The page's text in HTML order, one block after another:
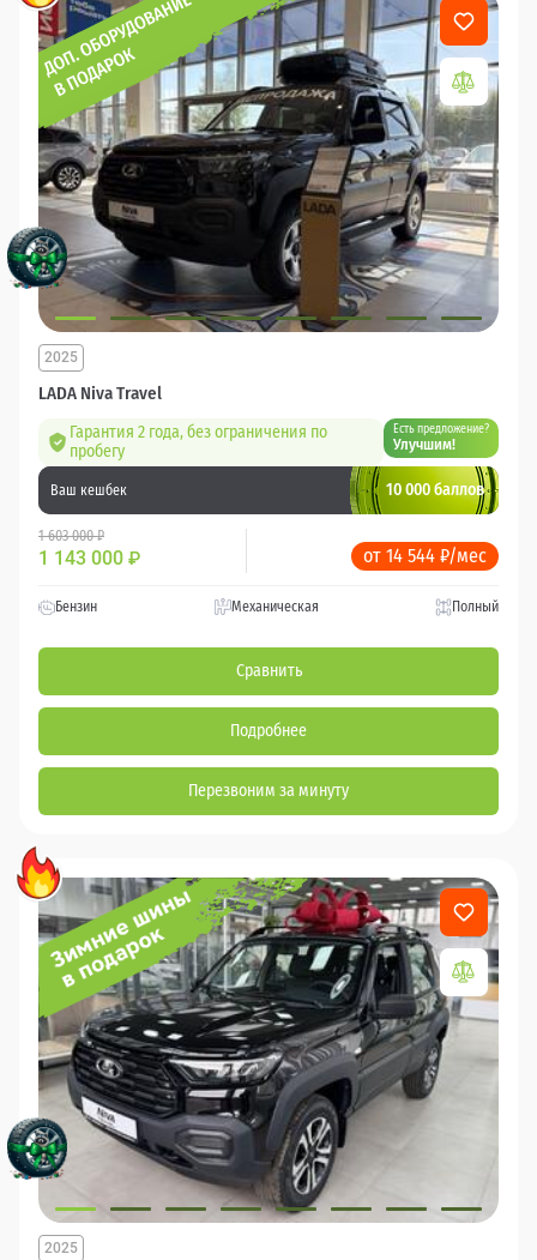
LADA Niva Travel
2025
Гарантия 2 года, без ограничения по
пробегу
Есть предложение?
Улучшим!
Ваш кешбек 10 000 баллов
1 603 000 ₽
1 143 000 ₽ от 14 544 ₽/мес
Бензин Механическая Полный
Сравнить
Подробнее
Перезвоним за минуту
2025